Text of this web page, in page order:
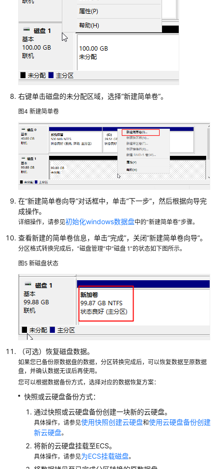
关
区
与
可
用
操
作
统
相
关
题
磁
盘
分
扩
容
据
份
与
恢
网
置
弹
右键单击磁盘的未分配区域，选择“新建简单卷”。
图4 新建简单卷
在“新建简单卷向导”对话框中，单击“下一步”，然后根据向导完
成操作。
详细操作，请参见初始化windows数据盘中的“新建简单卷”步骤。
查看新建的简单卷信息，单击“完成”，关闭“新建简单卷向导”。
分区格式转换完成后，“磁盘管理”中“磁盘 1”的状态如下图所示。
图5 新磁盘状态
（可选）恢复磁盘数据。
如果您已备份原数据盘的数据，分区转换完成后，可以恢复数据至原数据
盘，并确认数据无误后再使用。
您可以根据数据备份方式，选择对应的数据恢复方案：
快照或云硬盘备份方式：
通过快照或云硬盘备份创建一块新的云硬盘。
具体操作，请参见使用快照创建云硬盘和使用云硬盘备份创建
新云硬盘。
将新的云硬盘挂载至ECS。
具体操作，请参见为ECS挂载磁盘。